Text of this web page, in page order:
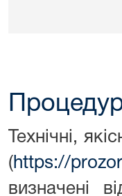
Технічні,
(https://
визначені